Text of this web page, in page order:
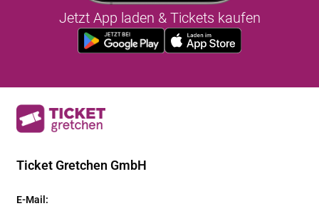
Jetzt App laden & Tickets kaufen
Ticket Gretchen GmbH
E-Mail :